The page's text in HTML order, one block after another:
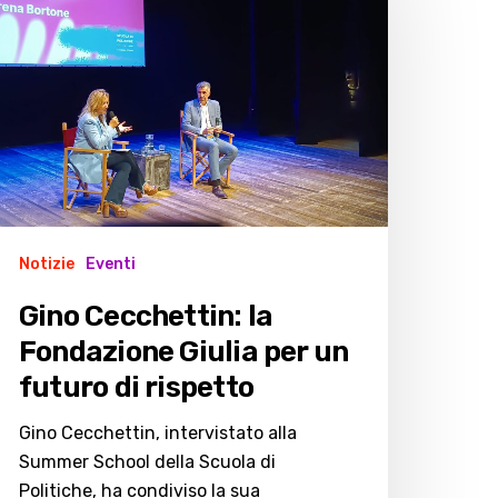
Notizie Eventi
Gino Cecchettin: la
Fondazione Giulia per un
futuro di rispetto
Gino Cecchettin, intervistato alla
Summer School della Scuola di
Politiche, ha condiviso la sua